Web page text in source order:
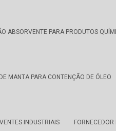
ABSORVENTE PARA PRODUTOS
MANTA PARA CONTENÇÃO DE ÓLEO
INDUSTRIAIS